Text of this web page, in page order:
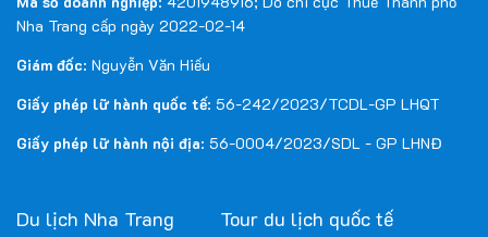
Nha Trang cấp ngày 2022-02-14
Giám đốc: Nguyễn Văn Hiếu
Giấy phép lữ hành quốc tế: 56-242/2023/TCDL-GP LHQT
Giấy phép lữ hành nội địa: 56-0004/2023/SDL - GP LHNĐ
Du lịch Nha Trang Tour du lịch quốc tế